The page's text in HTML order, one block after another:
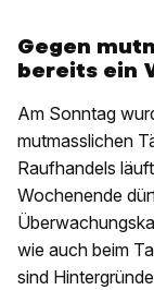
Gegen
bereits ein
Am Sonntag
mutmasslichen
Raufhandels
Wochenende
wie auch beim
sind